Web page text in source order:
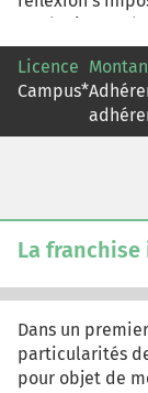
marketing sur
croissance sur
Licence
Campus*
La
Dans un
particularités
pour objet de